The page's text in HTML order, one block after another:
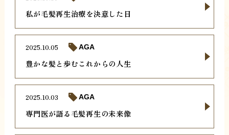
私が毛髪再生治療を決意した日
豊かな髪と歩むこれからの人生
2025.10.05 AGA
専門医が語る毛髪再生の未来像
2025.10.03 AGA